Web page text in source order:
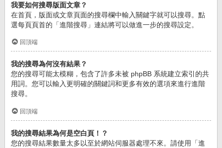
我要如何搜尋版面文章？
在首頁，版面或文章頁面的搜尋欄中輸入關鍵字就可以搜尋。點
選每頁頁首的「進階搜尋」連結將可以做進一步的搜尋設定。
回頂端
我的搜尋為何沒有結果？
您的搜尋可能太模糊，包含了許多未被 phpBB 系統建立索引的共
用詞。您可以輸入更明確的關鍵詞和更多有效的選項來進行進階
搜尋。
回頂端
我的搜尋結果為何是空白頁！？
您的搜尋結果數量太多以至於網站伺服器處理不來。請使用「進